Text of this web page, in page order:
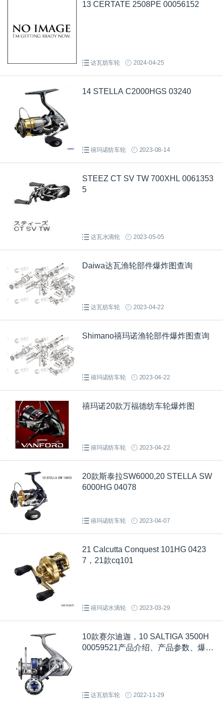
13 CERTATE 2508PE 00056152
达瓦纺车轮 2024-04-25
14 STELLA C2000HGS 03240
禧玛诺纺车轮 2023-08-14
STEEZ CT SV TW 700XHL 0061353
5
达瓦水滴轮 2023-05-05
Daiwa达瓦渔轮部件爆炸图查询
达瓦纺车轮 2023-04-22
Shimano禧玛诺渔轮部件爆炸图查询
禧玛诺纺车轮 2023-04-22
禧玛诺20款万福德纺车轮爆炸图
禧玛诺纺车轮 2023-04-22
20款斯泰拉SW6000,20 STELLA SW
6000HG 04078
禧玛诺纺车轮 2023-04-07
21 Calcutta Conquest 101HG 0423
7，21款cq101
禧玛诺水滴轮 2023-03-29
10款赛尔迪迦，10 SALTIGA 3500H
00059521产品介绍、产品参数、爆炸
达瓦纺车轮 2022-11-29